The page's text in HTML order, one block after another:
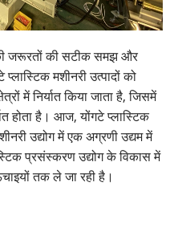
की जरूरतों की सटीक समझ और
मशीनरी उत्पादों को
में निर्यात किया जाता है, जिसमें
होता है। आज, योंगटे प्लास्टिक
उद्योग में एक अग्रणी उद्यम में
प्रसंस्करण उद्योग के विकास में
तक ले जा रही है।